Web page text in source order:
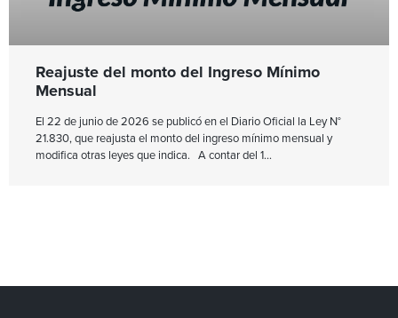
Reajuste del monto del Ingreso Mínimo
Mensual
El 22 de junio de 2026 se publicó en el Diario Oficial la Ley N°
21.830, que reajusta el monto del ingreso mínimo mensual y
modifica otras leyes que indica. A contar del 1